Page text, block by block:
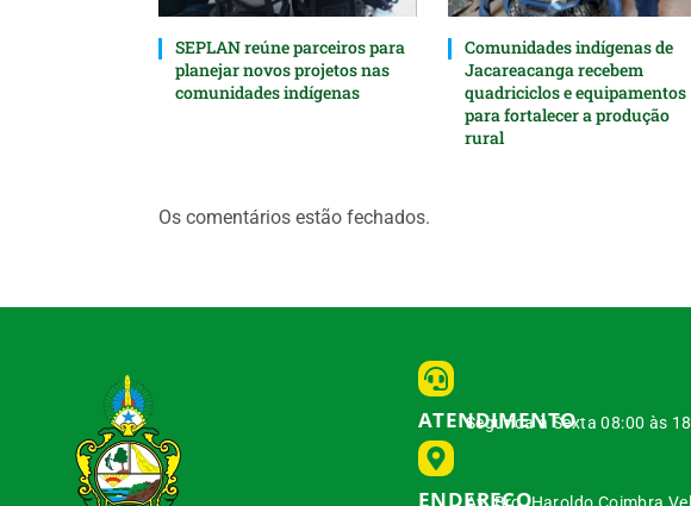
SEPLAN reúne parceiros para
planejar novos projetos nas
comunidades indígenas
Comunidades indígenas de
Jacareacanga recebem
quadriciclos e equipamentos
para fortalecer a produção
rural
Os comentários estão fechados.
ATENDIMENTO
Segunda à Sexta 08:00 às
ENDEREÇO